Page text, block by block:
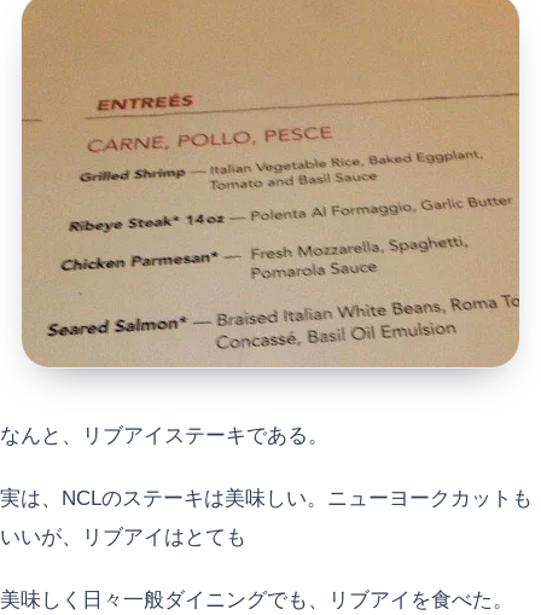
なんと、リブアイステーキである。
実は、NCLのステーキは美味しい。ニューヨークカットも
いいが、リブアイはとても
美味しく日々一般ダイニングでも、リブアイを食べた。